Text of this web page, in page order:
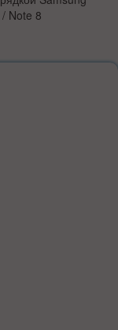
Note 8